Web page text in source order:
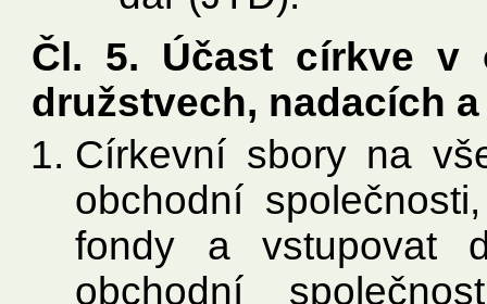
Čl. 5. Účast církve v
družstvech, nadacích
Církevní sbory na
obchodní
fondy a vstupovat
obchodní